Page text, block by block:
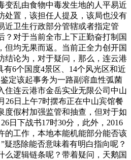
变乱由食物中毒发生地的人平易近
处置，该担任人提及，该局也没有
近卫生行政部分管辖或者指定管
？对于当前全市上下正勤奋打制国
但均无果而返。当前正全力创开国
结论为，对于疑问，那么，连云港
有6个国度4景区、14个风光区和近
定该起事务为一路副溶血性弧菌
住连云港市金岳实业无限公司中山
26日上午7时摆布正在中山宾馆餐
度假村加强监管和抽查，但对于如
日下战书17时30分，此外，2016
的工作，本地本能机能部分能否该
疑惑除能否意味着有明白指向呢？
么逻辑链条呢？带着疑问，天鹅国